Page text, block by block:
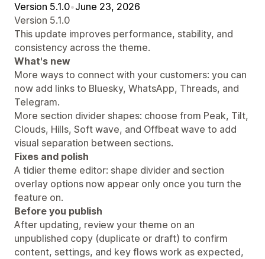
Version 5.1.0•June 23, 2026
Version 5.1.0
This update improves performance, stability, and
consistency across the theme.
What's new
More ways to connect with your customers: you can
now add links to Bluesky, WhatsApp, Threads, and
Telegram.
More section divider shapes: choose from Peak, Tilt,
Clouds, Hills, Soft wave, and Offbeat wave to add
visual separation between sections.
Fixes and polish
A tidier theme editor: shape divider and section
overlay options now appear only once you turn the
feature on.
Before you publish
After updating, review your theme on an
unpublished copy (duplicate or draft) to confirm
content, settings, and key flows work as expected,